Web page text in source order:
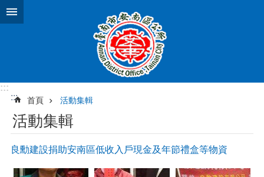
跳到主要內容區塊
:::
:::
首頁 活動集輯
活動集輯
良勳建設捐助安南區低收入戶現金及年節禮盒等物資